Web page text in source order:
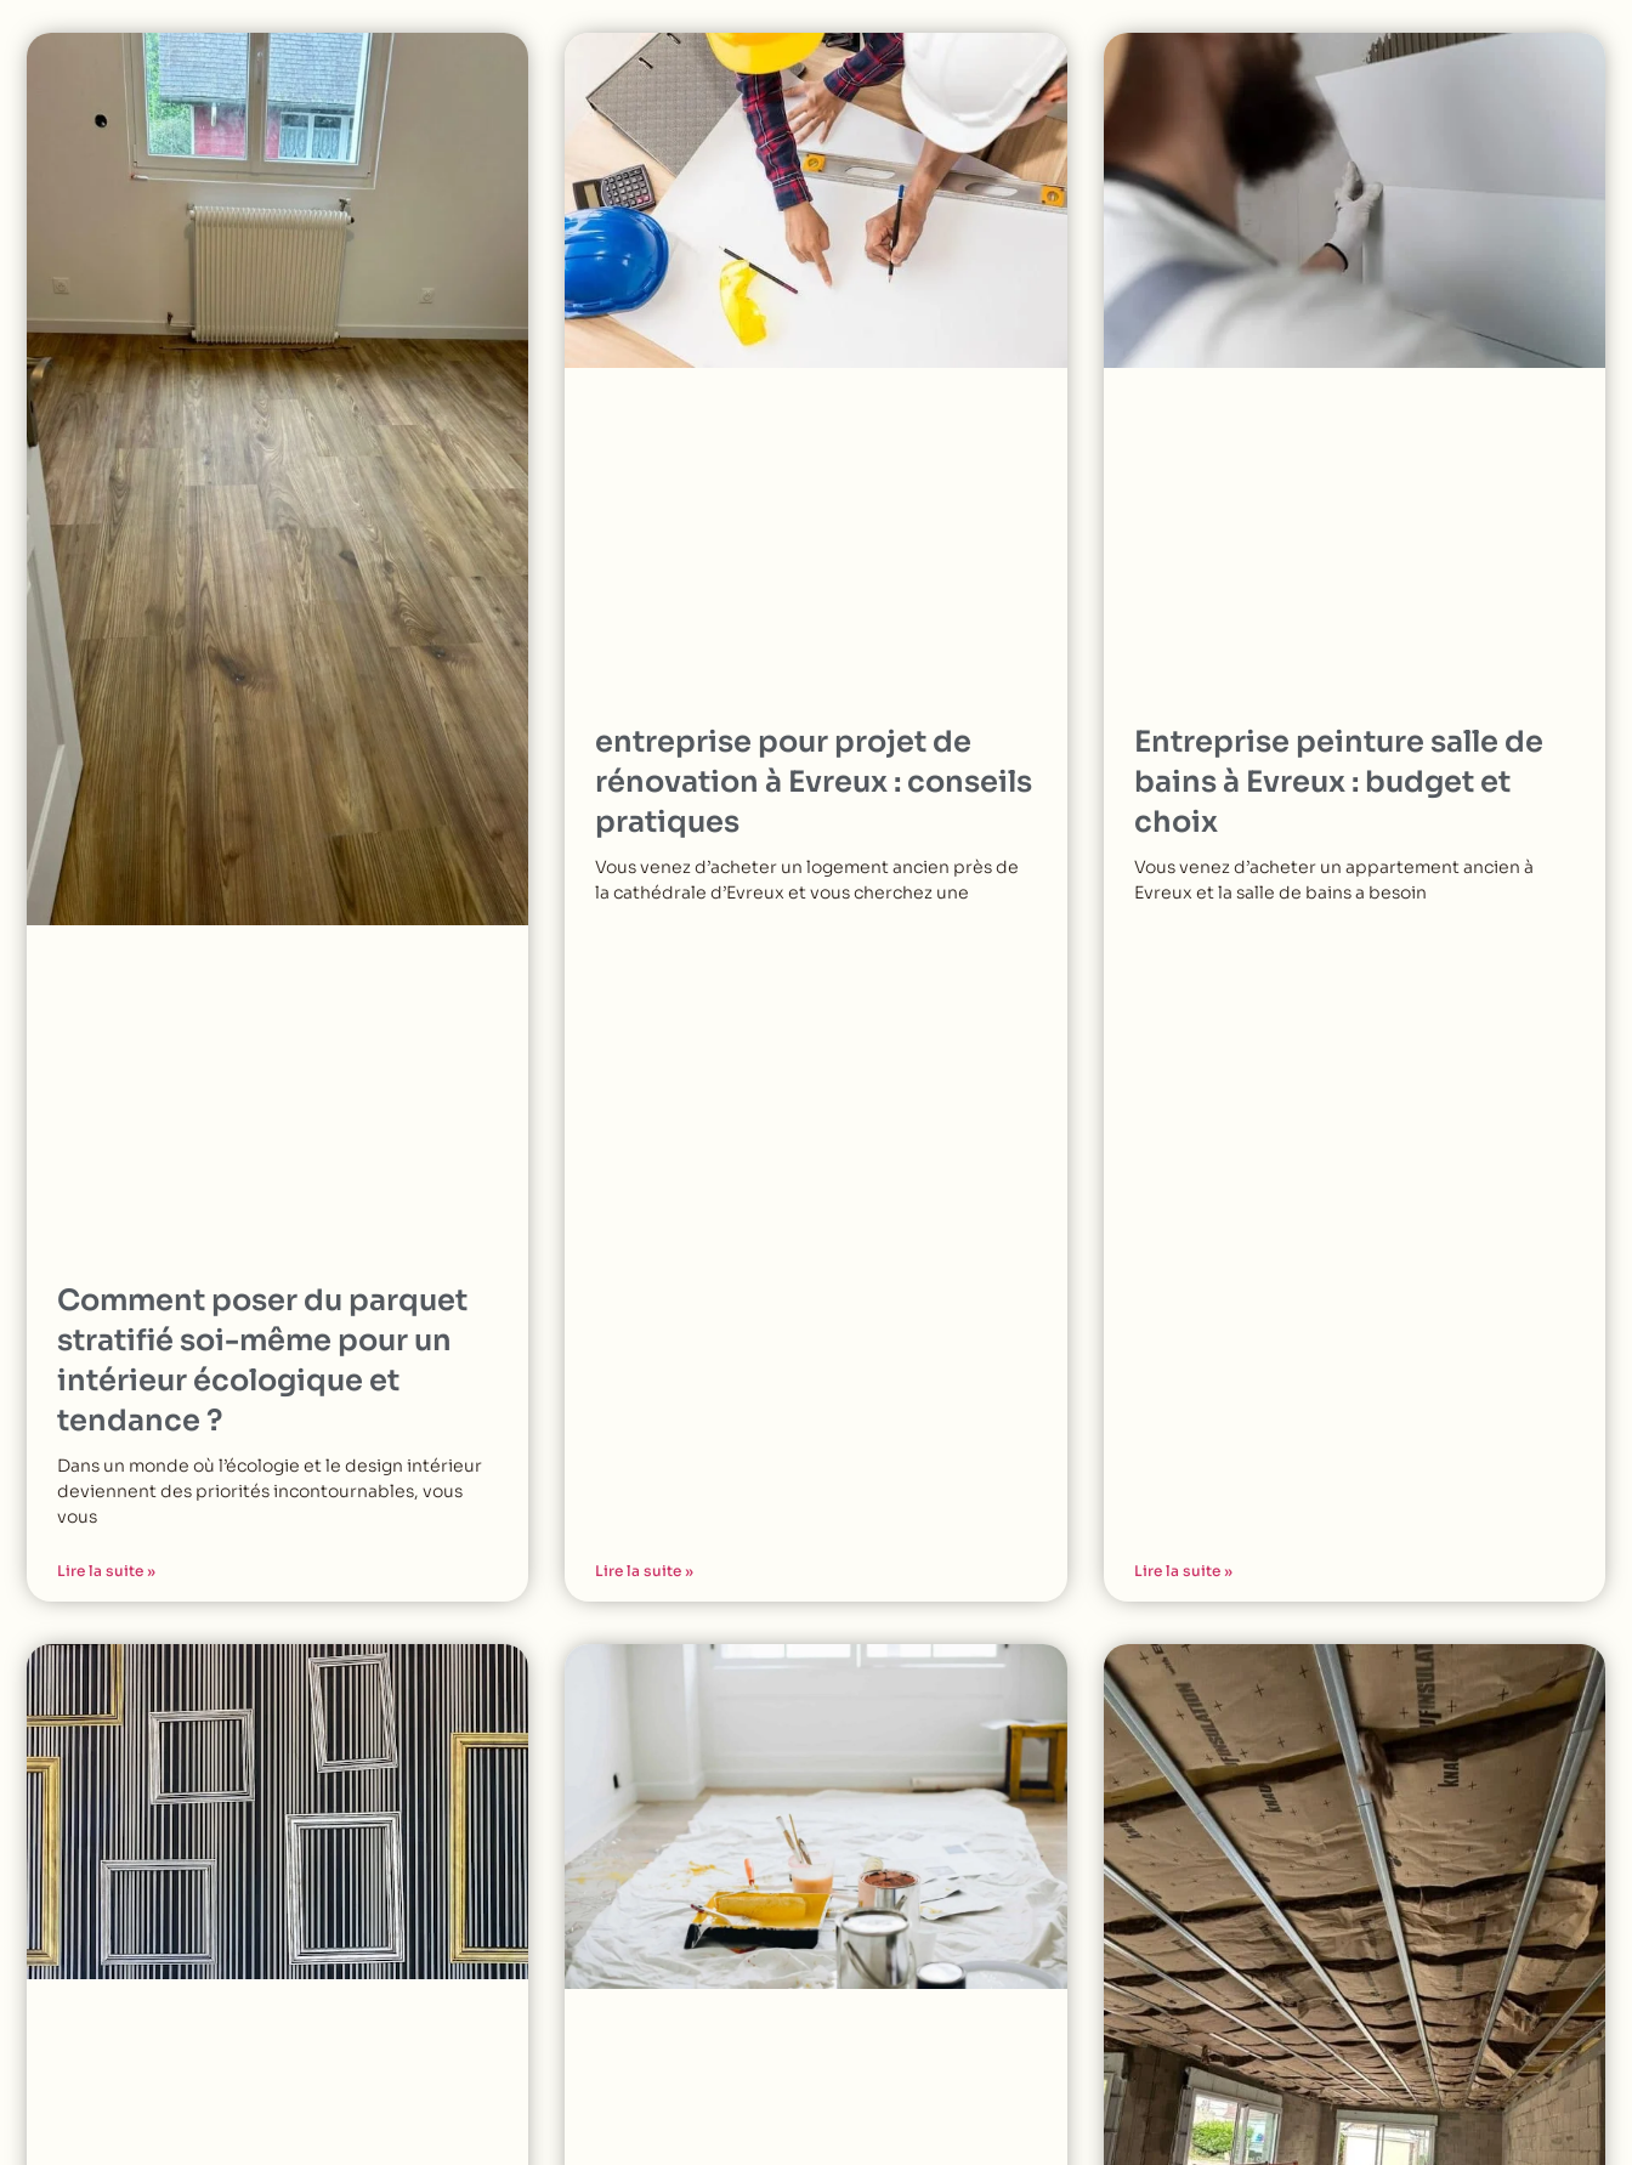
Comment poser du parquet
stratifié soi-même pour un
intérieur écologique et
tendance ?
Dans un monde où l’écologie et le design intérieur
deviennent des priorités incontournables, vous
vous
Lire la suite »
entreprise pour projet de
rénovation à Evreux : conseils
pratiques
Vous venez d’acheter un logement ancien près de
la cathédrale d’Evreux et vous cherchez une
Lire la suite »
Entreprise peinture salle de
bains à Evreux : budget et
choix
Vous venez d’acheter un appartement ancien à
Evreux et la salle de bains a besoin
Lire la suite »